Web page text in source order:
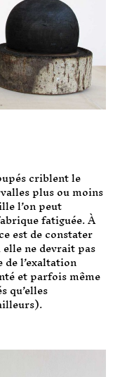
criblent le
plus ou moins
l’on peut
fatiguée. À
est de constater
ne devrait pas
l’exaltation
et parfois même